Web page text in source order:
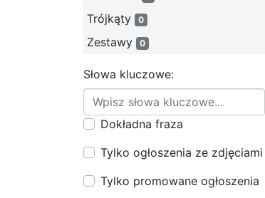
Trójkąty 0
Zestawy 0
Słowa kluczowe:
Dokładna fraza
Tylko ogłoszenia ze zdjęciami
Tylko promowane ogłoszenia